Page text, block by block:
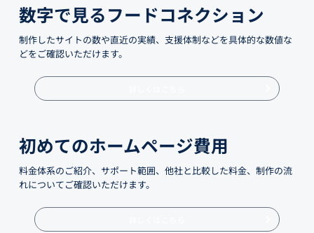
数字で見るフードコネクション
制作したサイトの数や直近の実績、支援体制などを具体的な数値な
どをご確認いただけます。
初めてのホームページ費用
料金体系のご紹介、サポート範囲、他社と比較した料金、制作の流
れについてご確認いただけます。